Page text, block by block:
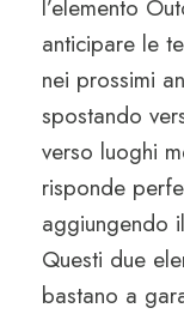
l’elemento
anticipare le
nei prossimi
spostando
verso luoghi
risponde
aggiungendo
Questi due
bastano a